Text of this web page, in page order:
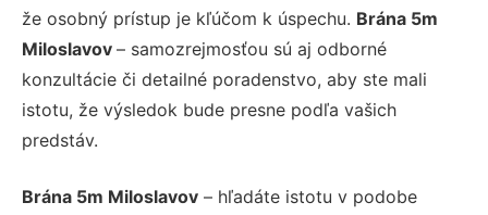
že osobný prístup je kľúčom k úspechu. Brána 5m
Miloslavov – samozrejmosťou sú aj odborné
konzultácie či detailné poradenstvo, aby ste mali
istotu, že výsledok bude presne podľa vašich
predstáv.
Brána 5m Miloslavov – hľadáte istotu v podobe